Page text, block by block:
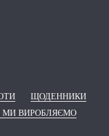
ЩОДЕННИКИ
МИ ВИРОБЛЯЄМО